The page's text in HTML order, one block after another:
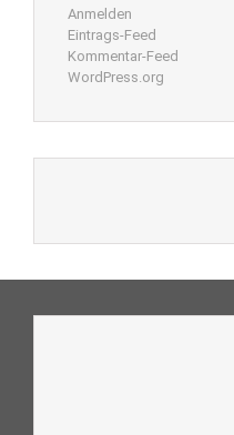
Anmelden
Eintrags-Feed
Kommentar-Feed
WordPress.org